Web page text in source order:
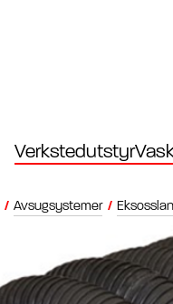
Verkstedutstyr
/ Avsugsystemer /